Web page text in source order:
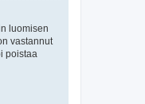
luomisen
vastannut
poistaa